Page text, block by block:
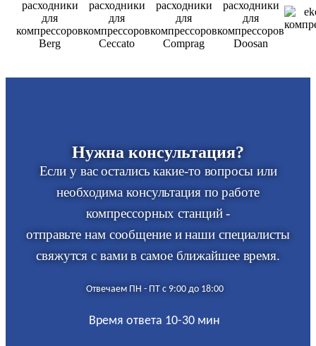
Нужна консультация?
Если у вас остались какие-то вопросы или
необходима консультация по работе
компрессорных станций -
отправьте нам сообщение и наши специалисты
свяжутся с вами в самое ближайшее время.
Отвечаем ПН - ПТ с 9:00 до 18:00
Время ответа 10-30 мин